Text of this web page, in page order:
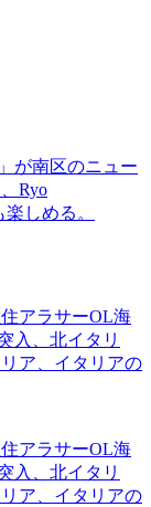
が南区のニュー
Ryo
しめる。
アラサーOL海
入、北イタリ
ア、イタリアの
アラサーOL海
入、北イタリ
ア、イタリアの